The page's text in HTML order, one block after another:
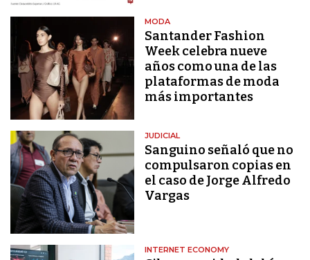
MODA
Santander Fashion
Week celebra nueve
años como una de las
plataformas de moda
más importantes
JUDICIAL
Sanguino señaló que no
compulsaron copias en
el caso de Jorge Alfredo
Vargas
INTERNET ECONOMY